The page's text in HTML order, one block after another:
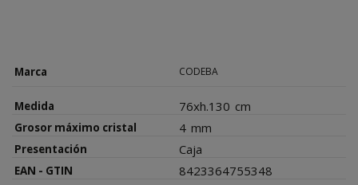
Marca CODEBA
Medida 76xh.130 cm
Grosor máximo cristal 4 mm
Presentación Caja
EAN - GTIN 8423364755348